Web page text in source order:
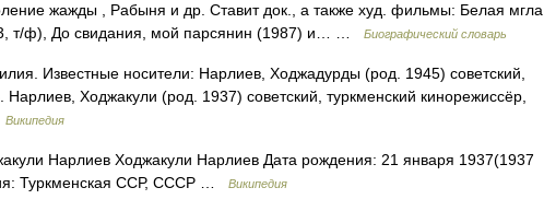
жажды , Рабыня и др. Ставит док., а также худ. фильмы: Белая мгла
т/ф), До свидания, мой парсянин (1987) и… …
Биографический словарь
Известные носители: Нарлиев, Ходжадурды (род. 1945) советский,
Нарлиев, Ходжакули (род. 1937) советский, туркменский кинорежиссёр,
Википедия
Нарлиев Ходжакули Нарлиев Дата рождения: 21 января 1937(1937
Туркменская ССР, СССР …
Википедия